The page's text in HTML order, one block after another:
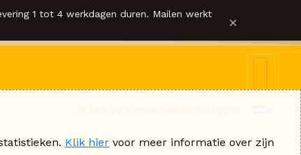
1 tot 4 werkdagen duren. Mailen werkt ×
Klik hier voor meer informatie over zijn